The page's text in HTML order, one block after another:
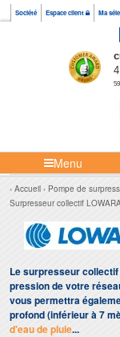
Société Espace client Ma
Menu
Accueil Pompe de
Surpresseur collectif
Le surpresseur
pression de votre
vous permettra
profond (inférieur à 7
d'eau de pluie...